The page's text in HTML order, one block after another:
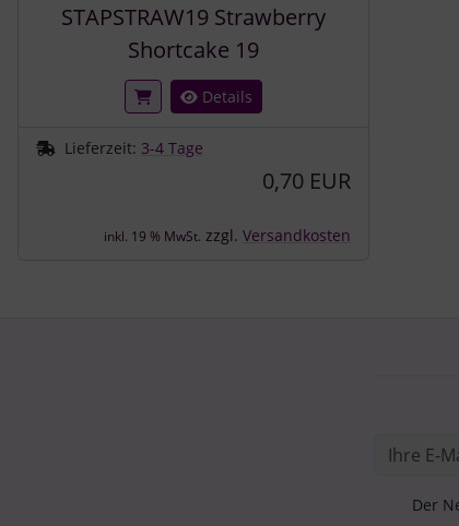
STAPSTRAW19 Strawberry
Shortcake 19
Details
Lieferzeit: 3-4 Tage
0,70 EUR
inkl. 19 % MwSt. zzgl. Versandkosten
Der